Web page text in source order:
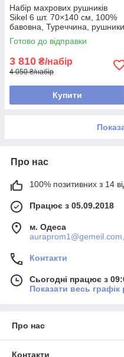
Набір махрових рушників
Sikel 6 шт. 70×140 см, 100%
бавовна, Туреччина, рушники
банних
Готово до відправки
3 810 ₴/набір
4 050 ₴/набір
Купити
Про нас
100% позитивних з 14
Працює з 05.09.2018
м. Одеса
Контакти
Сьогодні працює з
Показати весь графік
Про нас
Контакти